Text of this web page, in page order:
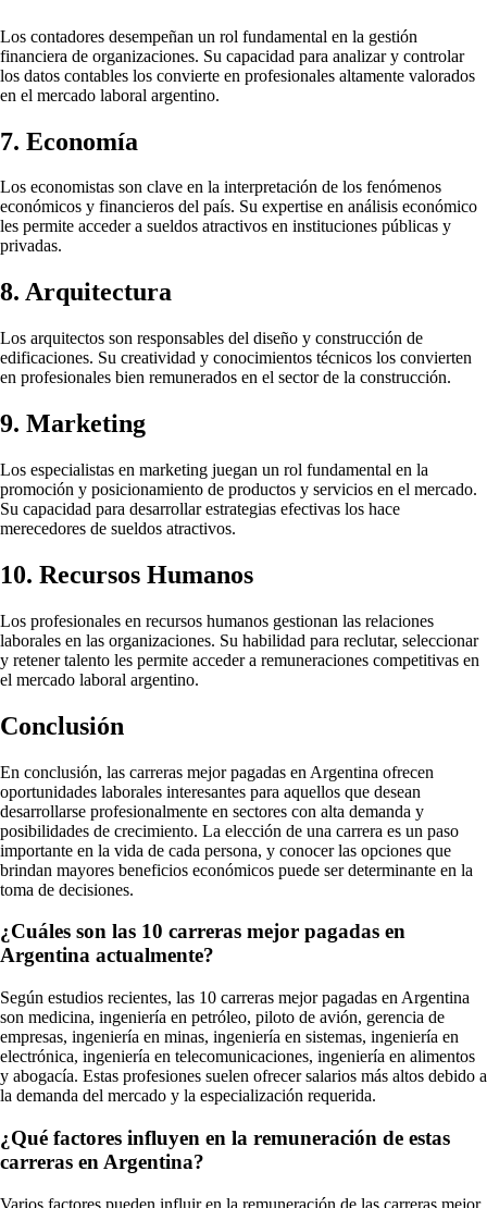
Los contadores desempeñan un rol fundamental en la gestión
financiera de organizaciones. Su capacidad para analizar y controlar
los datos contables los convierte en profesionales altamente valorados
en el mercado laboral argentino.
7. Economía
Los economistas son clave en la interpretación de los fenómenos
económicos y financieros del país. Su expertise en análisis económico
les permite acceder a sueldos atractivos en instituciones públicas y
privadas.
8. Arquitectura
Los arquitectos son responsables del diseño y construcción de
edificaciones. Su creatividad y conocimientos técnicos los convierten
en profesionales bien remunerados en el sector de la construcción.
9. Marketing
Los especialistas en marketing juegan un rol fundamental en la
promoción y posicionamiento de productos y servicios en el mercado.
Su capacidad para desarrollar estrategias efectivas los hace
merecedores de sueldos atractivos.
10. Recursos Humanos
Los profesionales en recursos humanos gestionan las relaciones
laborales en las organizaciones. Su habilidad para reclutar, seleccionar
y retener talento les permite acceder a remuneraciones competitivas en
el mercado laboral argentino.
Conclusión
En conclusión, las carreras mejor pagadas en Argentina ofrecen
oportunidades laborales interesantes para aquellos que desean
desarrollarse profesionalmente en sectores con alta demanda y
posibilidades de crecimiento. La elección de una carrera es un paso
importante en la vida de cada persona, y conocer las opciones que
brindan mayores beneficios económicos puede ser determinante en la
toma de decisiones.
¿Cuáles son las 10 carreras mejor pagadas en
Argentina actualmente?
Según estudios recientes, las 10 carreras mejor pagadas en Argentina
son medicina, ingeniería en petróleo, piloto de avión, gerencia de
empresas, ingeniería en minas, ingeniería en sistemas, ingeniería en
electrónica, ingeniería en telecomunicaciones, ingeniería en alimentos
y abogacía. Estas profesiones suelen ofrecer salarios más altos debido a
la demanda del mercado y la especialización requerida.
¿Qué factores influyen en la remuneración de estas
carreras en Argentina?
Varios factores pueden influir en la remuneración de las carreras mejor